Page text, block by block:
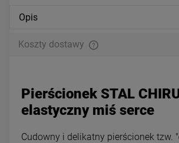
Opis
Koszty dostawy
Pierścionek STAL
elastyczny miś serce
Cudowny i delikatny pierścionek tzw. "